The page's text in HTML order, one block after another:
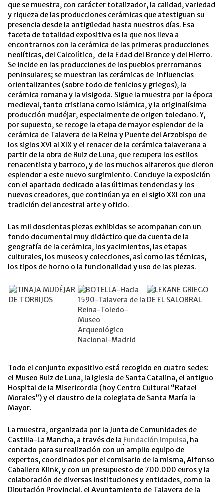
que se muestra, con carácter totalizador, la calidad, variedad
y riqueza de las producciones cerámicas que atestiguan su
presencia desde la antigüedad hasta nuestros días. Esa
faceta de totalidad expositiva es la que nos lleva a
encontrarnos con la cerámica de las primeras producciones
neolíticas, del Calcolítico, de la Edad del Bronce y del Hierro.
Se incide en las producciones de los pueblos prerromanos
peninsulares; se muestran las cerámicas de influencias
orientalizantes (sobre todo de fenicios y griegos), la
cerámica romana y la visigoda. Sigue la muestra por la época
medieval, tanto cristiana como islámica, y la originalísima
producción mudéjar, especialmente de origen toledano. Y,
por supuesto, se recoge la etapa de mayor esplendor de la
cerámica de Talavera de la Reina y Puente del Arzobispo de
los siglos XVI al XIX y el renacer de la cerámica talaverana a
partir de la obra de Ruiz de Luna, que recupera los estilos
renacentista y barroco, y de los muchos alfareros que dieron
esplendor a este nuevo surgimiento. Concluye la exposición
con el apartado dedicado a las últimas tendencias y los
nuevos creadores, que continúan ya en el siglo XXI con una
tradición del ancestral arte y oficio.
Las mil doscientas piezas exhibidas se acompañan con un
fondo documental muy didáctico que da cuenta de la
geografía de la cerámica, los yacimientos, las etapas
culturales, los museos y colecciones, así como las técnicas,
los tipos de horno o la funcionalidad y uso de las piezas.
Todo el conjunto expositivo está recogido en cuatro sedes:
el Museo Ruiz de Luna, la Iglesia de Santa Catalina, el antiguo
Hospital de la Misericordia (hoy Centro Cultural “Rafael
Morales”) y el claustro de la colegiata de Santa María la
Mayor.
La muestra, organizada por la Junta de Comunidades de
Castilla-La Mancha, a través de la Fundación Impulsa, ha
contado para su realización con un amplio equipo de
expertos, coordinados por el comisario de la misma, Alfonso
Caballero Klink, y con un presupuesto de 700.000 euros y la
colaboración de diversas instituciones y entidades, como la
Diputación Provincial, el Ayuntamiento de Talavera de la